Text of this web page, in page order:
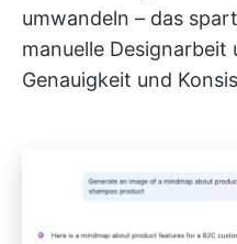
umwandeln – das
manuelle
Genauigkeit und